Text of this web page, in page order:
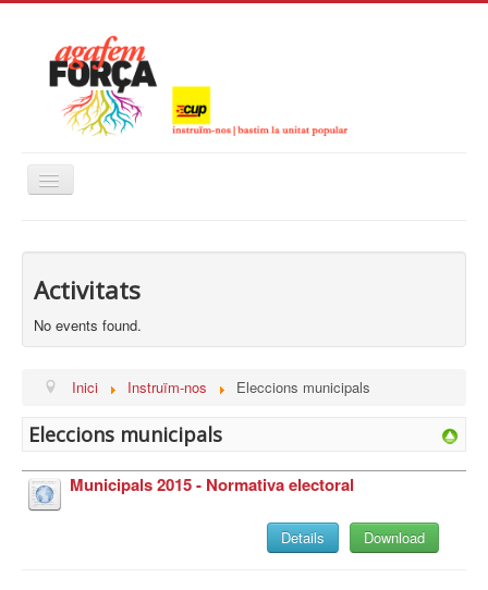
Alternar
Activitats
No events found.
Inici Instruïm-nos Eleccions municipals
Eleccions municipals
Municipals 2015 - Normativa electoral
Download
Details